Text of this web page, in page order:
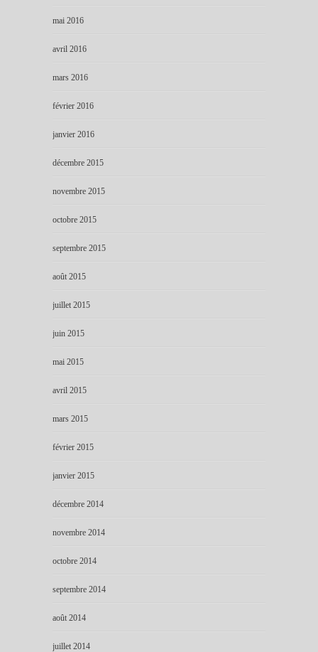
mai 2016
avril 2016
mars 2016
février 2016
janvier 2016
décembre 2015
novembre 2015
octobre 2015
septembre 2015
août 2015
juillet 2015
juin 2015
mai 2015
avril 2015
mars 2015
février 2015
janvier 2015
décembre 2014
novembre 2014
octobre 2014
septembre 2014
août 2014
juillet 2014